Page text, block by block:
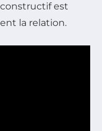
est
la relation.